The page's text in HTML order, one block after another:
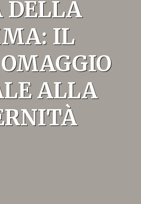
DELLA
IL
ALLA